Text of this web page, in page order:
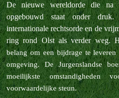
De nieuwe wereldorde die na
opgebouwd staat onder
internationale rechtsorde en de
ring rond Olst als verder weg.
belang om een bijdrage te leveren
omgeving. De Jurgenslandse
moeilijkste omstandigheden
voorwaardelijke steun.